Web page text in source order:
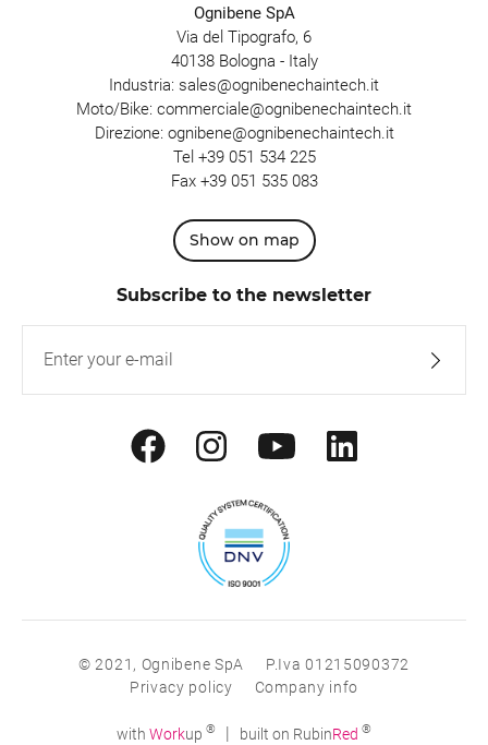
Ognibene SpA
Via del Tipografo, 6
40138 Bologna - Italy
Industria: sales@ognibenechaintech.it
Moto/Bike: commerciale@ognibenechaintech.it
Direzione: ognibene@ognibenechaintech.it
Tel +39 051 534 225
Fax +39 051 535 083
Show on map
Subscribe to the newsletter
© 2021, Ognibene SpA
P.Iva 01215090372
Privacy policy
Company info
with Workup ® | built on RubinRed ®